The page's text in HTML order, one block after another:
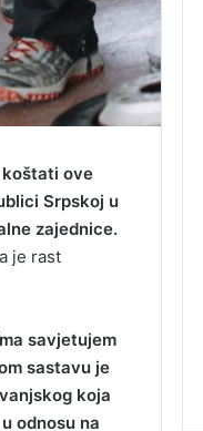
koštati ove
Srpskoj u
zajednice.
je rast
savjetujem
sastavu je
koja
odnosu na